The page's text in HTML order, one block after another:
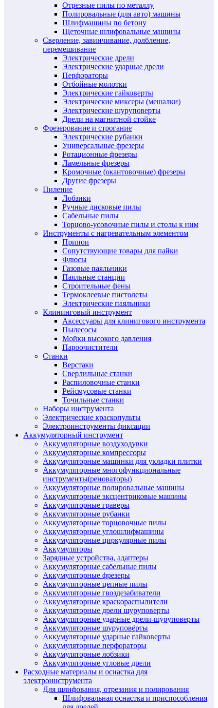
Отрезные пилы по металлу
Полировальные (для авто) машины
Шлифмашины по бетону
Щеточные шлифовальные машины
Сверление, завинчивание, долбление,
перемешивание
Электрические дрели
Электрические ударные дрели
Перфораторы
Отбойные молотки
Электрические гайковерты
Электрические миксеры (мешалки)
Электрические шуруповерты
Дрели на магнитной стойке
Фрезерование и строгание
Электрические рубанки
Универсальные фрезеры
Ротационные фрезеры
Ламельные фрезеры
Кромочные (окантовочные) фрезеры
Другие фрезеры
Пиление
Лобзики
Ручные дисковые пилы
Сабельные пилы
Торцово-усовочные пилы и столы к ним
Инструменты с нагревательным элементом
Припои
Сопутствующие товары для пайки
Флюсы
Газовые паяльники
Паяльные станции
Строительные фены
Термоклеевые пистолеты
Электрические паяльники
Клининговый инструмент
Аксессуары для клинигового инструмента
Пылесосы
Мойки высокого давления
Пароочистители
Станки
Верстаки
Сверлильные станки
Распиловочные станки
Рейсмусовые станки
Точильные станки
Наборы инструмента
Электрические краскопульты
Электроинструменты фиксации
Аккумуляторный инструмент
Аккумуляторные воздуходувки
Аккумуляторные компрессоры
Аккумуляторные машинки для укладки плитки
Аккумуляторные многофункциональные
инструменты(реноваторы)
Аккумуляторные полировальные машины
Аккумуляторные эксцентриковые машины
Аккумуляторные граверы
Аккумуляторные рубанки
Аккумуляторные торцовочные пилы
Аккумуляторные углошлифмашины
Аккумуляторные циркулярные пилы
Аккумуляторы
Зарядные устройства, адаптеры
Аккумуляторные сабельные пилы
Аккумуляторные фрезеры
Аккумуляторные цепные пилы
Аккумуляторные гвоздезабиватели
Аккумуляторные краскораспылители
Аккумуляторные дрели шуруповерты
Аккумуляторные ударные дрели-шуруповерты
Аккумуляторные шуруповёрты
Аккумуляторные ударные гайковерты
Аккумуляторные перфораторы
Аккумуляторные лобзики
Аккумуляторные угловые дрели
Расходные материалы и оснастка для
электроинструмента
Для шлифования, отрезания и полирования
Шлифовальная оснастка и приспособления